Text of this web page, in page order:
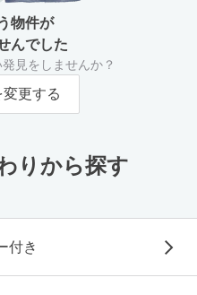
物件が
んでした
見をしませんか？
更する
りから探す
付き